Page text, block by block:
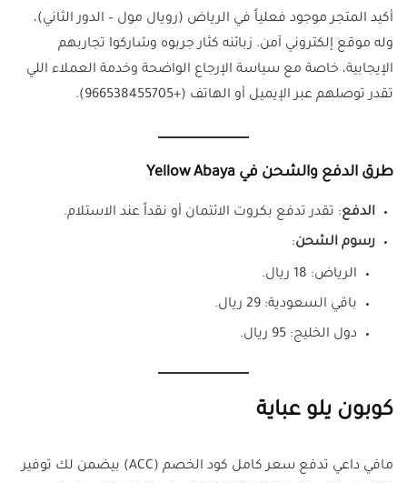
أكيد المتجر موجود فعلياً في الرياض (رويال مول – الدور الثاني)،
وله موقع إلكتروني آمن. زبائنه كثار جربوه وشاركوا تجاربهم
الإيجابية، خاصة مع سياسة الإرجاع الواضحة وخدمة العملاء اللي
تقدر توصلهم عبر الإيميل أو الهاتف (+966538455705).
طرق الدفع والشحن في Yellow Abaya
الدفع: تقدر تدفع بكروت الائتمان أو نقداً عند الاستلام.
رسوم الشحن:
الرياض: 18 ريال.
باقي السعودية: 29 ريال.
دول الخليج: 95 ريال.
كوبون يلو عباية
مافي داعي تدفع سعر كامل كود الخصم (ACC) بيضمن لك توفير